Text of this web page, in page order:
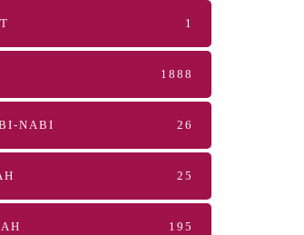
1
1888
NABI 26
25
195